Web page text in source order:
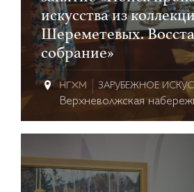
искусства из
Шереметевых.
собрание»
ЗАРУБЕЖНОЕ
Верхневолжская